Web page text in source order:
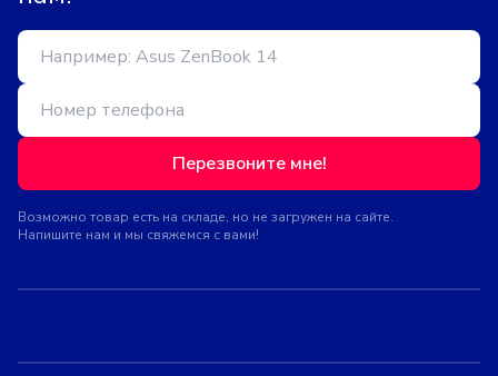
Перезвоните мне!
Возможно товар есть на складе, но не загружен на сайте.
Напишите нам и мы свяжемся с вами!